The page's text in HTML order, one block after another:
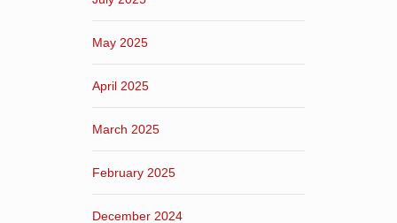
May 2025
April 2025
March 2025
February 2025
December 2024